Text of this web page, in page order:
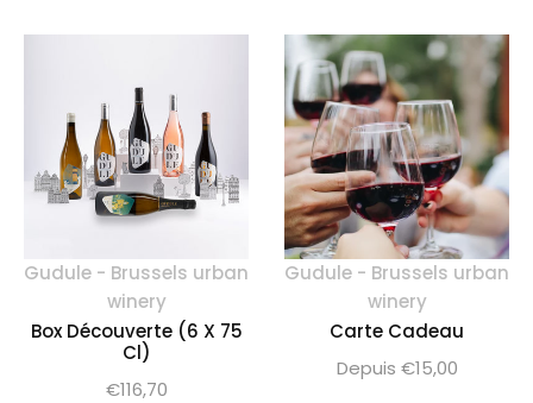
Gudule - Brussels urban
winery
Box Découverte (6 X 75
Cl)
Prix
€116,70
Gudule - Brussels urban
winery
Carte Cadeau
Depuis €15,00